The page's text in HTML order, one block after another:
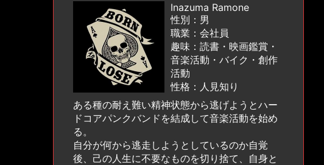
Inazuma Ramone
性別：男
職業：会社員
趣味：読書・映画鑑賞・
音楽活動・バイク・創作
活動
性格：人見知り
ある種の耐え難い精神状態から逃げようとハー
ドコアパンクバンドを結成して音楽活動を始め
る。
自分が何から逃走しようとしているのか自覚
後、己の人生に不要なものを切り捨て、自身と